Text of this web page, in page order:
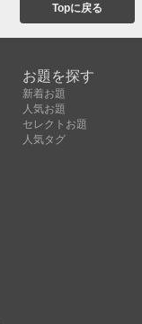
Topに戻る
お題を探す
新着お題
人気お題
セレクトお題
人気タグ